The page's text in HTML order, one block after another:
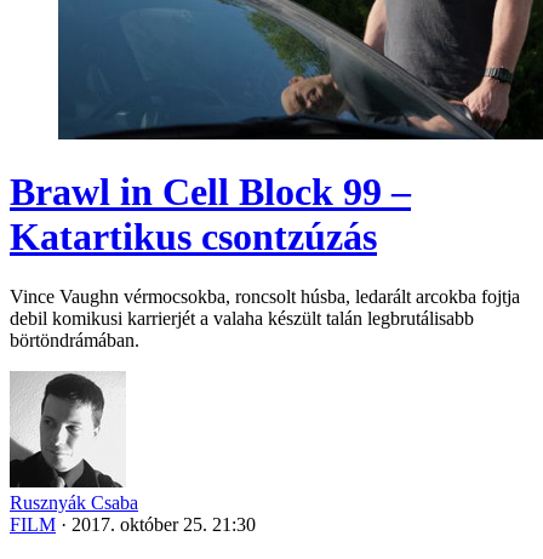
Brawl in Cell Block 99 –
Katartikus csontzúzás
Vince Vaughn vérmocsokba, roncsolt húsba, ledarált arcokba fojtja
debil komikusi karrierjét a valaha készült talán legbrutálisabb
börtöndrámában.
Rusznyák Csaba
FILM · 2017. október 25. 21:30